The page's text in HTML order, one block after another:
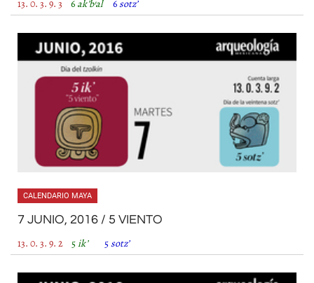
13. 0. 3. 9. 3
6 ak’b’al 6sotz’
CALENDARIO MAYA
7 JUNIO, 2016 / 5 VIENTO
13. 0. 3. 9. 2
5ik’ 5sotz’